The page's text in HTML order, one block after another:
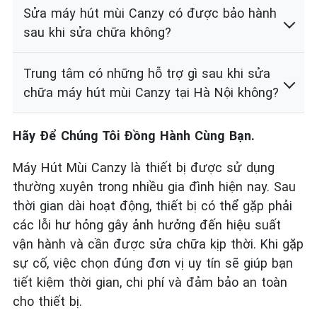
Sửa máy hút mùi Canzy có được bảo hành
sau khi sửa chữa không?
Trung tâm có những hỗ trợ gì sau khi sửa
chữa máy hút mùi Canzy tại Hà Nội không?
Hãy Để Chúng Tôi Đồng Hành Cùng Bạn.
Máy Hút Mùi Canzy là thiết bị được sử dụng
thường xuyên trong nhiều gia đình hiện nay. Sau
thời gian dài hoạt động, thiết bị có thể gặp phải
các lỗi hư hỏng gây ảnh hưởng đến hiệu suất
vận hành và cần được sửa chữa kịp thời. Khi gặp
sự cố, việc chọn đúng đơn vị uy tín sẽ giúp bạn
tiết kiệm thời gian, chi phí và đảm bảo an toàn
cho thiết bị.